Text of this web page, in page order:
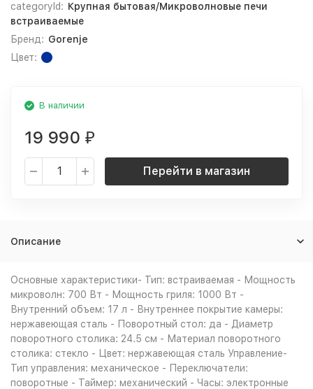
categoryId: Крупная бытовая/Микроволновые печи
встраиваемые
Бренд: Gorenje
Цвет:
В наличии
19 990 ₽
Перейти в магазин
Описание
Основные характеристики- Тип: встраиваемая - Мощность
микроволн: 700 Вт - Мощность гриля: 1000 Вт -
Внутренний объем: 17 л - Внутреннее покрытие камеры:
нержавеющая сталь - Поворотный стол: да - Диаметр
поворотного столика: 24.5 см - Материал поворотного
столика: стекло - Цвет: нержавеющая сталь Управление-
Тип управления: механическое - Переключатели:
поворотные - Таймер: механический - Часы: электронные